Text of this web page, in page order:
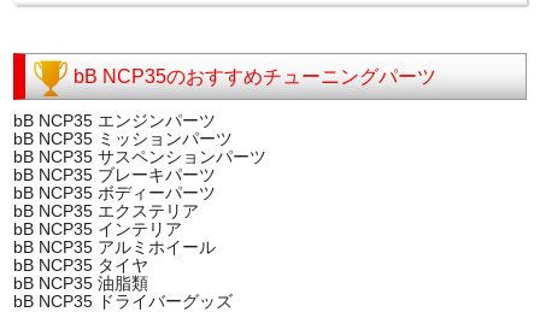
bB NCP35のおすすめチューニングパーツ
bB NCP35 エンジンパーツ
bB NCP35 ミッションパーツ
bB NCP35 サスペンションパーツ
bB NCP35 ブレーキパーツ
bB NCP35 ボディーパーツ
bB NCP35 エクステリア
bB NCP35 インテリア
bB NCP35 アルミホイール
bB NCP35 タイヤ
bB NCP35 油脂類
bB NCP35 ドライバーグッズ